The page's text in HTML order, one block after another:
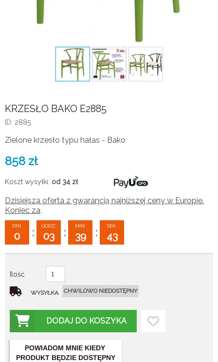
KRZESŁO BAKO E2885
ID: 2885
Zielone krzesło typu hałas - Bako
858 zł
Koszt wysyłki: od 34 zł
Dzisiejsza oferta z gwarancją najniższej ceny w Europie.
Koniec za:
DNI:
0 :
GODZ:
03 :
MIN:
39 :
SEK:
42
Ilość
WYSYŁKA CHWILOWO NIEDOSTĘPNY
DODAJ DO KOSZYKA
POWIADOM MNIE KIEDY
PRODUKT BĘDZIE DOSTĘPNY